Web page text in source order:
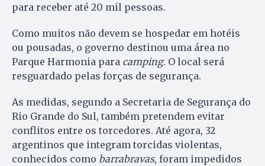
para receber até 20 mil pessoas.
Como muitos não devem se hospedar em hotéis
ou pousadas, o governo destinou uma área no
Parque Harmonia para camping. O local será
resguardado pelas forças de segurança.
As medidas, segundo a Secretaria de Segurança do
Rio Grande do Sul, também pretendem evitar
conflitos entre os torcedores. Até agora, 32
argentinos que integram torcidas violentas,
conhecidos como barrabravas, foram impedidos